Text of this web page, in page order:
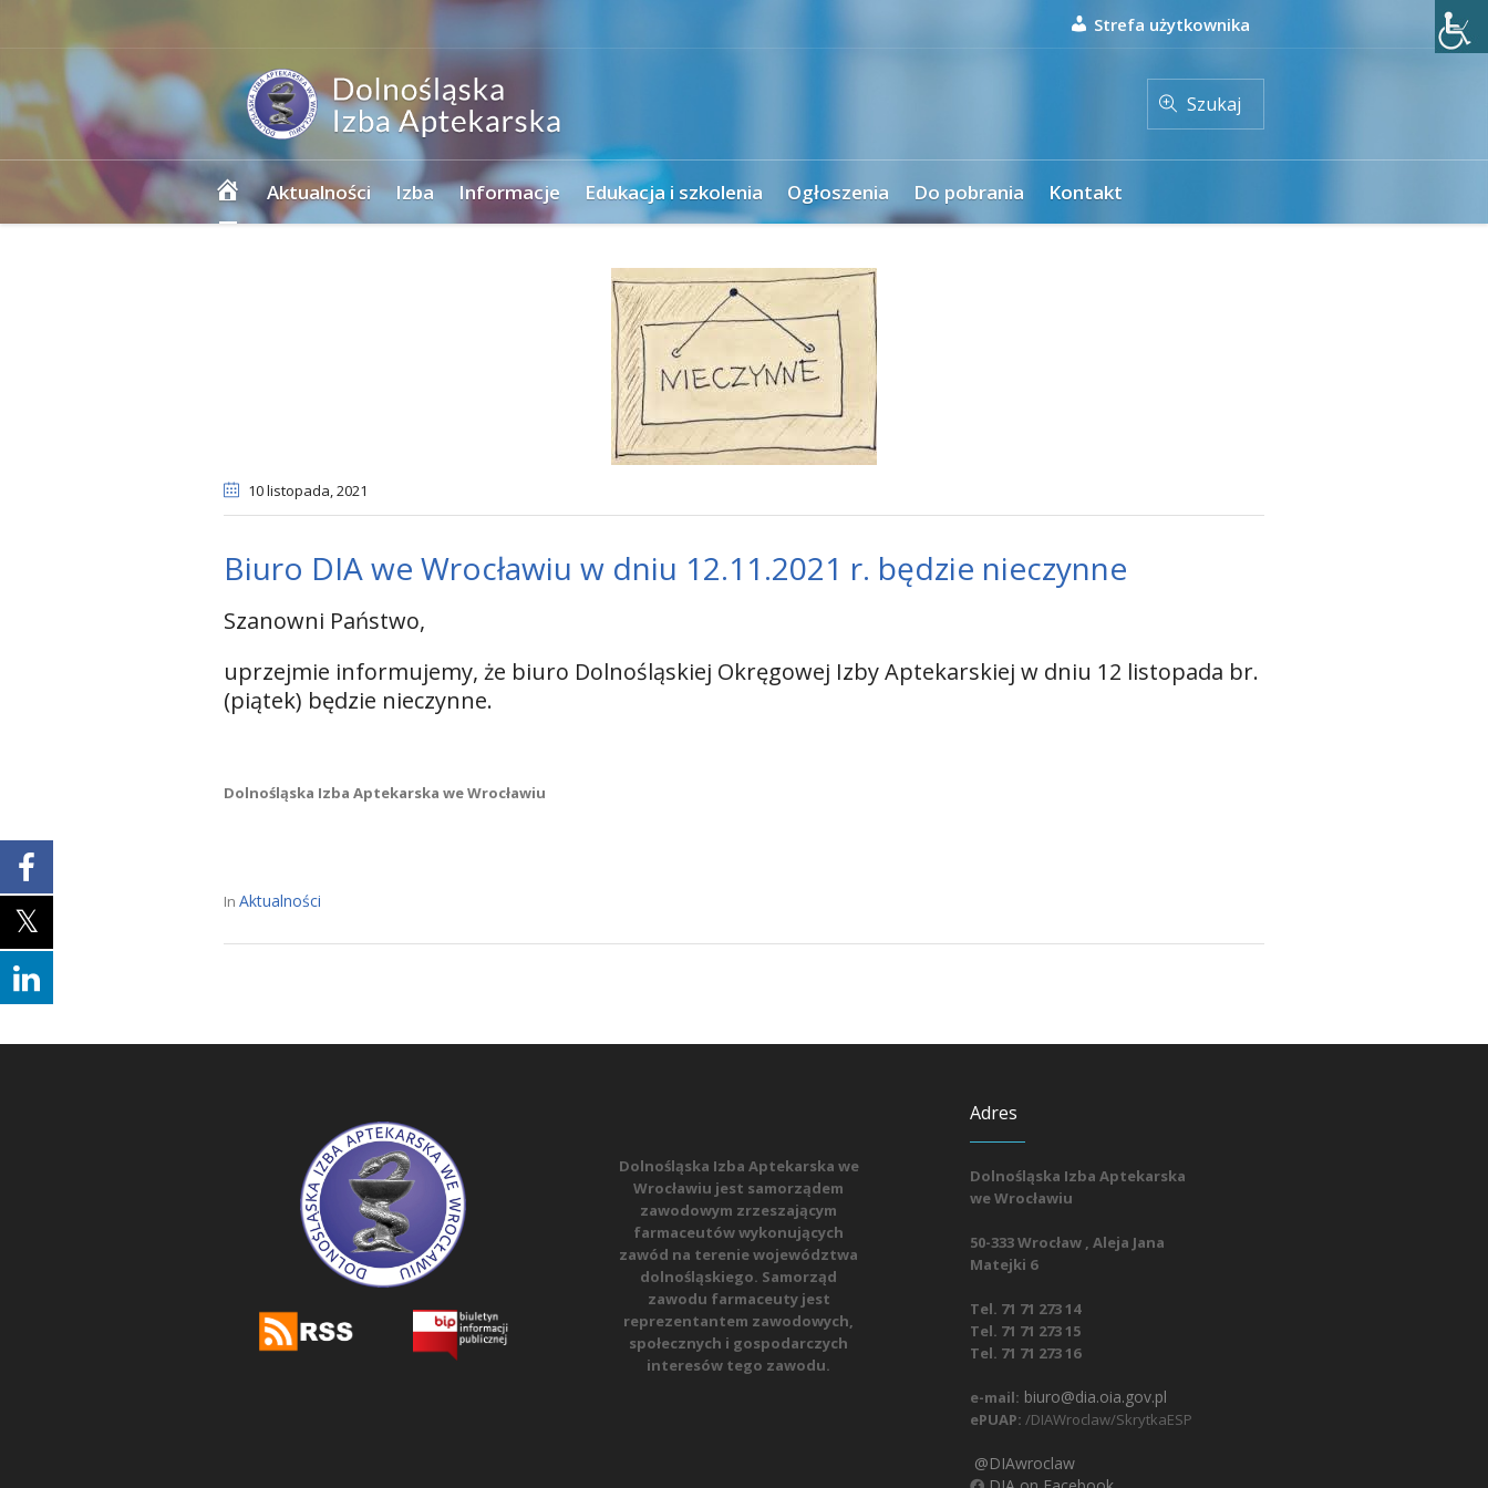
Strefa użytkownika
Szukaj
Strona
główna
Aktualności Izba Informacje Edukacja i szkolenia Ogłoszenia Do pobrania Kontakt
10 listopada, 2021
Biuro DIA we Wrocławiu w dniu 12.11.2021 r. będzie nieczynne
Szanowni Państwo,
uprzejmie informujemy, że biuro Dolnośląskiej Okręgowej Izby Aptekarskiej w dniu 12 listopada br.
(piątek) będzie nieczynne.
Dolnośląska Izba Aptekarska we Wrocławiu
In Aktualności
Dolnośląska Izba Aptekarska we
Wrocławiu jest samorządem
zawodowym zrzeszającym
farmaceutów wykonujących
zawód na terenie województwa
dolnośląskiego. Samorząd
zawodu farmaceuty jest
reprezentantem zawodowych,
społecznych i gospodarczych
interesów tego zawodu.
Adres
Dolnośląska Izba Aptekarska
we Wrocławiu
50-333 Wrocław , Aleja Jana
Matejki 6
Tel. 71 71 273 14
Tel. 71 71 273 15
Tel. 71 71 273 16
e-mail: biuro@dia.oia.gov.pl
ePUAP: /DIAWroclaw/SkrytkaESP
@DIAwroclaw